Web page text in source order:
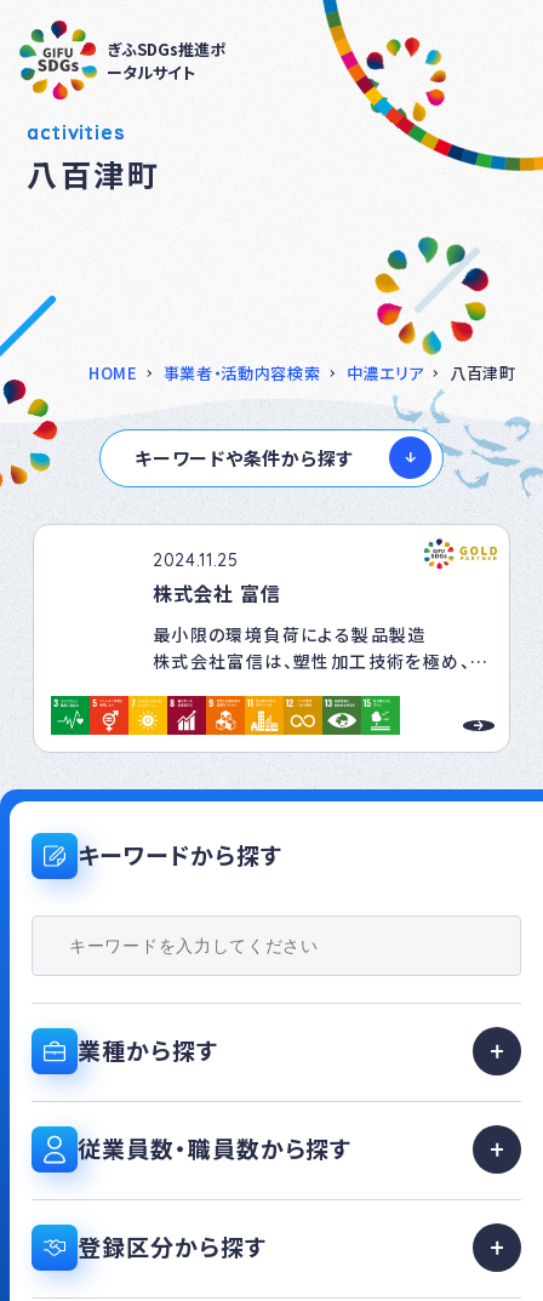
ぎふSDGs推進ポ
ータルサイト
activities
八百津町
HOME 事業者・活動内容検索 中濃エリア 八百津町
キーワードや条件から探す
2024.11.25
株式会社 富信
最小限の環境負荷による製品製造
株式会社富信は、塑性加工技術を極め、精
を極限まで減らすことで環境負荷の低減を
目指します。
減および再生エネルギー化に取り組み、
働きやすい雇用環境
慮し、安心して働ける職場づくりを目指し
ます。
特性を生かした地域貢献
株式会社富信は、周辺地域の特性を生か
キーワードから探す
業種から探す
従業員数・職員数から探す
登録区分から探す